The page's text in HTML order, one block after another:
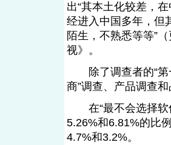
出“其本土化较差，
经进入中国多年，但
陌生，不熟悉等等”
视》。
除了调查者的“第
商”调查、产品调查
在“最不会选择软
5.26%和6.81%的比
4.7%和3.2%。